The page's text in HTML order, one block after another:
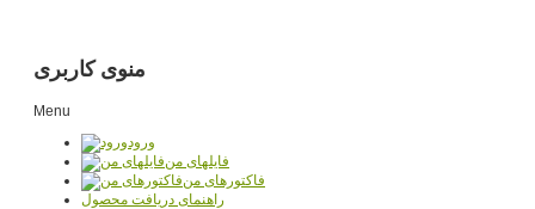
منوی کاربری
Menu
ورود
فایلهای من
فاکتورهای من
راهنمای دریافت محصول